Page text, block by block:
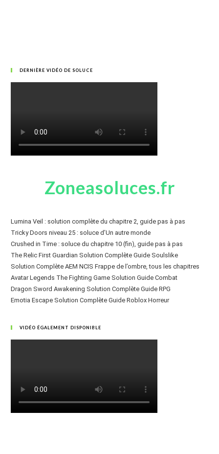
DERNIÈRE VIDÉO DE SOLUCE
Zoneasoluces.fr
Lumina Veil : solution complète du chapitre 2, guide pas à pas
Tricky Doors niveau 25 : soluce d’Un autre monde
Crushed in Time : soluce du chapitre 10 (fin), guide pas à pas
The Relic First Guardian Solution Complète Guide Soulslike
Solution Complète AEM NCIS Frappe de l’ombre, tous les chapitres
Avatar Legends The Fighting Game Solution Guide Combat
Dragon Sword Awakening Solution Complète Guide RPG
Emotia Escape Solution Complète Guide Roblox Horreur
VIDÉO ÉGALEMENT DISPONIBLE